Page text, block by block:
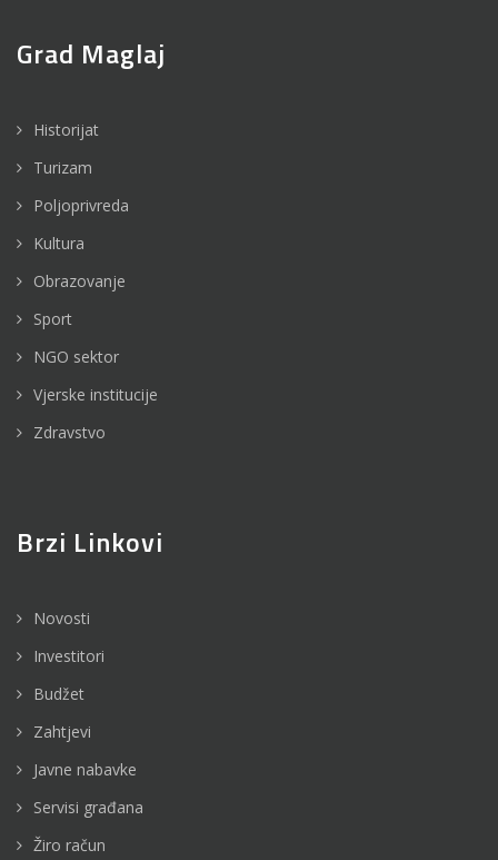
Grad Maglaj
Historijat
Turizam
Poljoprivreda
Kultura
Obrazovanje
Sport
NGO sektor
Vjerske institucije
Zdravstvo
Brzi Linkovi
Novosti
Investitori
Budžet
Zahtjevi
Javne nabavke
Servisi građana
Žiro račun